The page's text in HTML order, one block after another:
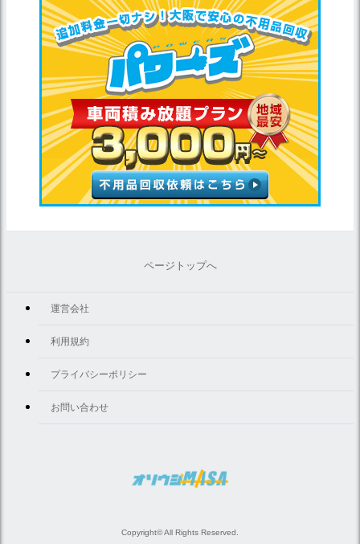
ページトップへ
運営会社
利用規約
プライバシーポリシー
お問い合わせ
Copyright© All Rights Reserved.